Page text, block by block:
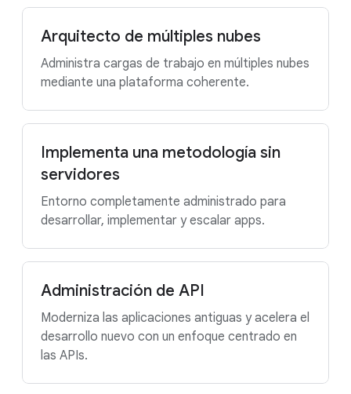
Arquitecto de múltiples nubes
Administra cargas de trabajo en múltiples nubes
mediante una plataforma coherente.
Implementa una metodología sin
servidores
Entorno completamente administrado para
desarrollar, implementar y escalar apps.
Administración de API
Moderniza las aplicaciones antiguas y acelera el
desarrollo nuevo con un enfoque centrado en
las APIs.